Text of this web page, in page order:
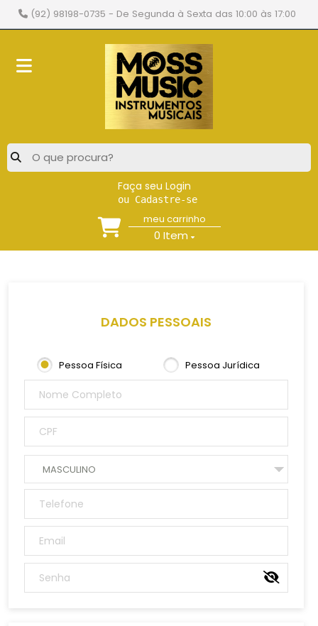
(92) 98198-0735 - De Segunda à Sexta das 10:00 às 17:00
Faça seu Login
ou Cadastre-se
meu carrinho
0 Item
DADOS PESSOAIS
Pessoa Física Pessoa Jurídica
MASCULINO
FEMININO